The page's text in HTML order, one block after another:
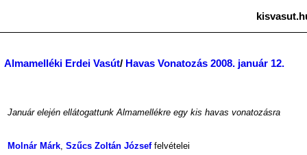
Almamelléki Erdei Vasút/ Havas Vonatozás 2008. január 12.
Január elején ellátogattunk Almamellékre egy kis havas vonatozásra
Molnár Márk, Szűcs Zoltán Józseffelvételei